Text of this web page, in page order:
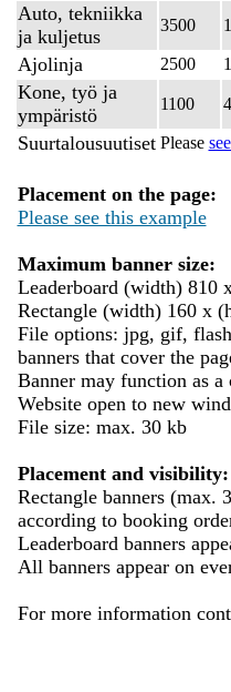
Auto, tekniikka
ja kuljetus
3500
Ajolinja 2500
Kone, työ ja
ympäristö
1100
Suurtalousuutiset Please
Placement on the page:
Please see this example
Maximum banner size:
Leaderboard (width) 810
Rectangle (width) 160 x
File options: jpg, gif,
banners that cover the
Banner may function as
Website open to new
File size: max. 30 kb
Placement and visibility:
Rectangle banners (max.
according to booking
Leaderboard banners
All banners appear on
For more information